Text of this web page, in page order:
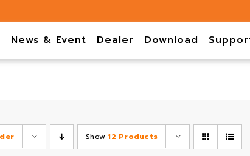
News & Event Dealer Download
Show12 Products